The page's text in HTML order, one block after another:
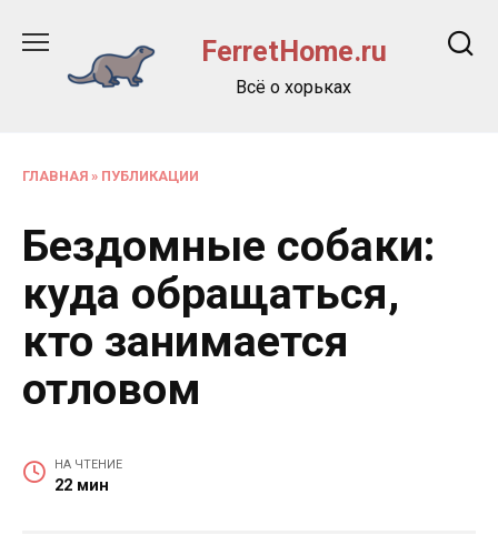
содержанию
FerretHome.ru
Всё о хорьках
ГЛАВНАЯ » ПУБЛИКАЦИИ
Бездомные собаки:
куда обращаться,
кто занимается
отловом
НА ЧТЕНИЕ
22 мин